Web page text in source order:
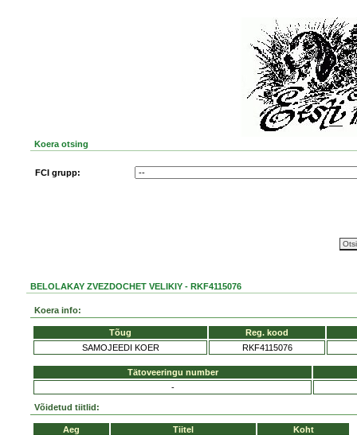
Koera otsing
FCI grupp:
BELOLAKAY ZVEZDOCHET VELIKIY - RKF4115076
Koera info:
Tõug
Reg. kood
SAMOJEEDI KOER
RKF4115076
Tätoveeringu number
-
Võidetud tiitlid:
Aeg Tiitel
Koht